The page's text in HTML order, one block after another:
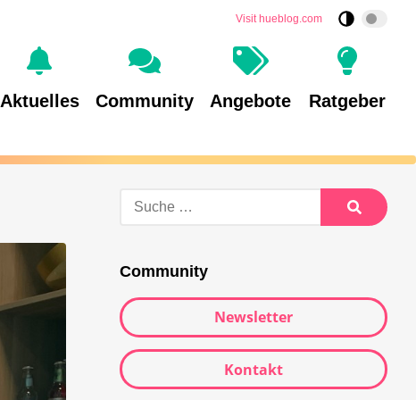
Visit hueblog.com
Aktuelles Community Angebote Ratgeber
Suche
Suche
Community
Newsletter
Kontakt